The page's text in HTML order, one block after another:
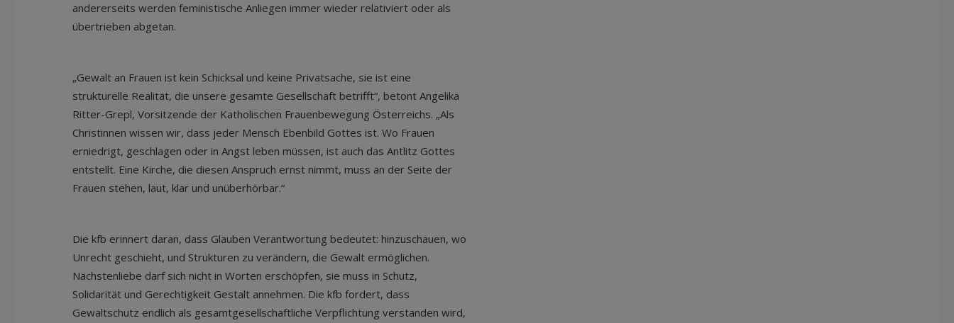
andererseits werden feministische Anliegen immer wieder relativiert oder als
übertrieben abgetan.
„Gewalt an Frauen ist kein Schicksal und keine Privatsache, sie ist eine
strukturelle Realität, die unsere gesamte Gesellschaft betrifft“, betont Angelika
Ritter-Grepl, Vorsitzende der Katholischen Frauenbewegung Österreichs. „Als
Christinnen wissen wir, dass jeder Mensch Ebenbild Gottes ist. Wo Frauen
erniedrigt, geschlagen oder in Angst leben müssen, ist auch das Antlitz Gottes
entstellt. Eine Kirche, die diesen Anspruch ernst nimmt, muss an der Seite der
Frauen stehen, laut, klar und unüberhörbar.“
Die kfb erinnert daran, dass Glauben Verantwortung bedeutet: hinzuschauen, wo
Unrecht geschieht, und Strukturen zu verändern, die Gewalt ermöglichen.
Nächstenliebe darf sich nicht in Worten erschöpfen, sie muss in Schutz,
Solidarität und Gerechtigkeit Gestalt annehmen. Die kfb fordert, dass
Gewaltschutz endlich als gesamtgesellschaftliche Verpflichtung verstanden wird,